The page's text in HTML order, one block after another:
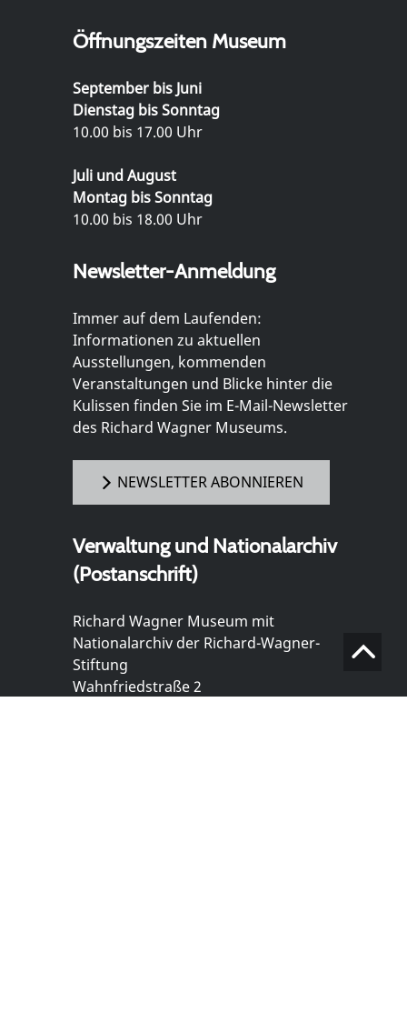
Öffnungszeiten Museum
September bis Juni
Dienstag bis Sonntag
10.00 bis 17.00 Uhr
Juli und August
Montag bis Sonntag
10.00 bis 18.00 Uhr
Newsletter-Anmeldung
Immer auf dem Laufenden:
Informationen zu aktuellen
Ausstellungen, kommenden
Veranstaltungen und Blicke hinter die
Kulissen finden Sie im E-Mail-Newsletter
des Richard Wagner Museums.
NEWSLETTER ABONNIEREN
Verwaltung und Nationalarchiv
(Postanschrift)
Richard Wagner Museum mit
Nationalarchiv der Richard-Wagner-
Stiftung
Wahnfriedstraße 2